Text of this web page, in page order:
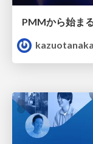
kazuotanaka